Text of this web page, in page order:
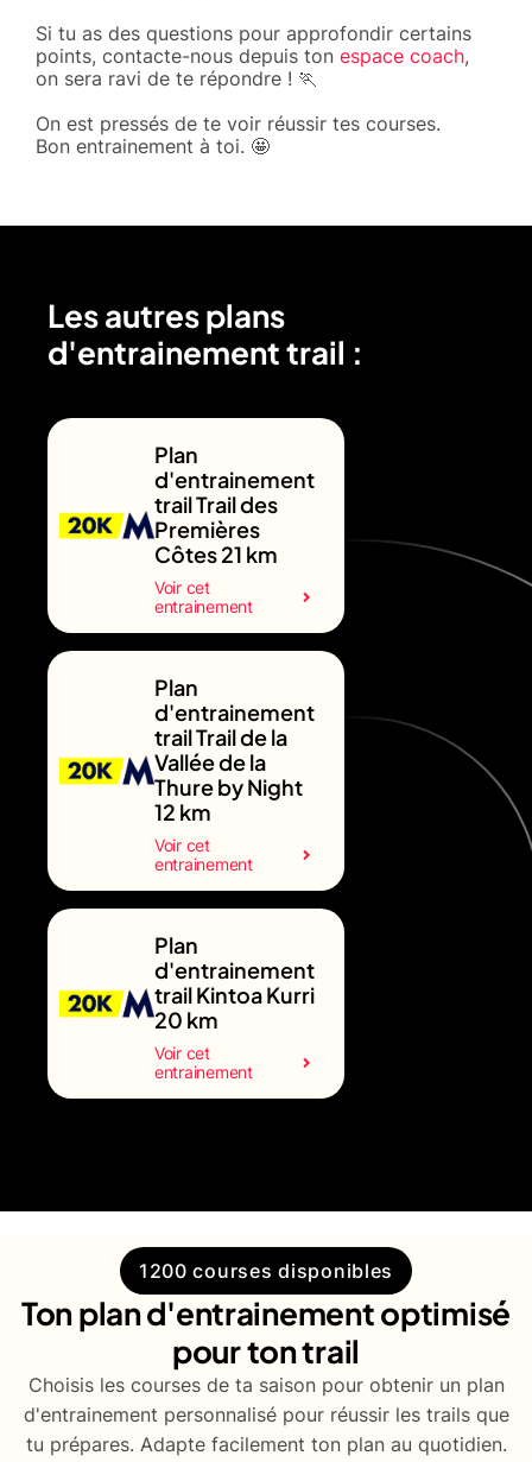
Si tu as des questions pour approfondir certains
points, contacte-nous depuis ton espace coach,
on sera ravi de te répondre ! 🏃
On est pressés de te voir réussir tes courses.
Bon entrainement à toi. 🤩
Les autres plans
d'entrainement trail :
Plan
d'entrainement
trail Trail des
Premières
Côtes 21 km
Voir cet
entrainement
Plan
d'entrainement
trail Trail de la
Vallée de la
Thure by Night
12 km
Voir cet
entrainement
Plan
d'entrainement
trail Kintoa Kurri
20 km
Voir cet
entrainement
1200 courses disponibles
Ton plan d'entrainement optimisé
pour ton trail
Choisis les courses de ta saison pour obtenir un plan
d'entrainement personnalisé pour réussir les trails que
tu prépares. Adapte facilement ton plan au quotidien.